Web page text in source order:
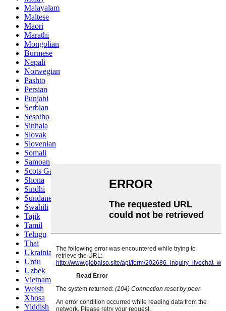
Malayalam
Maltese
Maori
Marathi
Mongolian
Burmese
Nepali
Norwegian
Pashto
Persian
Punjabi
Serbian
Sesotho
Sinhala
Slovak
Slovenian
Somali
Samoan
Scots Gaelic
Shona
Sindhi
Sundanese
Swahili
Tajik
Tamil
Telugu
Thai
Ukrainian
Urdu
Uzbek
Vietnamese
Welsh
Xhosa
Yiddish